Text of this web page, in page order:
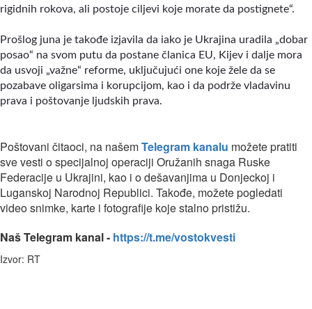
rigidnih rokova, ali postoje ciljevi koje morate da postignete“.
Prošlog juna je takođe izjavila da iako je Ukrajina uradila „dobar
posao“ na svom putu da postane članica EU, Kijev i dalje mora
da usvoji „važne“ reforme, uključujući one koje žele da se
pozabave oligarsima i korupcijom, kao i da podrže vladavinu
prava i poštovanje ljudskih prava.
Poštovani čitaoci, na našemTelegram kanalu možete pratiti
sve vesti o specijalnoj operaciji Oružanih snaga Ruske
Federacije u Ukrajini, kao i o dešavanjima u Donjeckoj i
Luganskoj Narodnoj Republici. Takođe, možete pogledati
video snimke, karte i fotografije koje stalno pristižu.
Naš Telegram kanal - https://t.me/vostokvesti
Izvor: RT